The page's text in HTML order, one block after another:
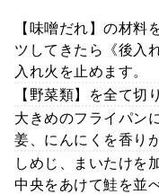
【味噌だれ】の材料
ツしてきたら《後入
入れ火を止めます。
【野菜類】を全て切
大きめのフライパン
姜、にんにくを香り
しめじ、まいたけを
中央をあけて鮭を並